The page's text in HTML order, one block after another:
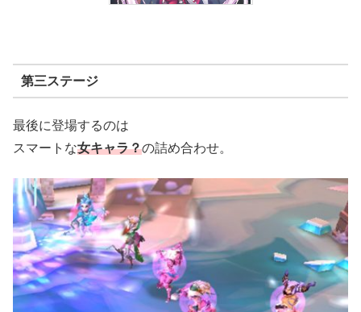
第三ステージ
最後に登場するのは
スマートな女キャラ？の詰め合わせ。